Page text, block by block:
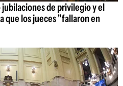
jubilaciones de privilegio y el
que los jueces "fallaron en